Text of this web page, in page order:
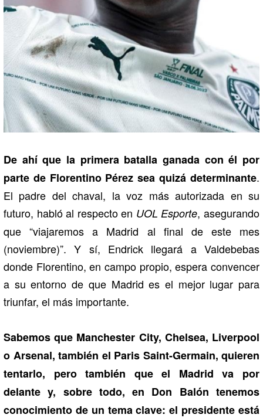
De ahí que la primera batalla ganada con él por
parte de Florentino Pérez sea quizá determinante.
El padre del chaval, la voz más autorizada en su
futuro, habló al respecto en UOL Esporte, asegurando
que “viajaremos a Madrid al final de este mes
(noviembre)”. Y sí, Endrick llegará a Valdebebas
donde Florentino, en campo propio, espera convencer
a su entorno de que Madrid es el mejor lugar para
triunfar, el más importante.
Sabemos que Manchester City, Chelsea, Liverpool
o Arsenal, también el Paris Saint-Germain, quieren
tentarlo, pero también que el Madrid va por
delante y, sobre todo, en Don Balón tenemos
conocimiento de un tema clave: el presidente está